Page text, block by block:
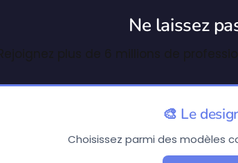
Ne laissez
Rejoignez plus de 6 millions de
🎨 Le
Choisissez parmi des modèles